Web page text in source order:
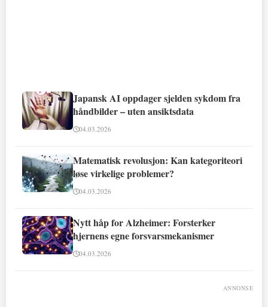
Japansk AI oppdager sjelden sykdom fra
håndbilder – uten ansiktsdata
04.03.2026
Matematisk revolusjon: Kan kategoriteori
løse virkelige problemer?
04.03.2026
Nytt håp for Alzheimer: Forsterker
hjernens egne forsvarsmekanismer
04.03.2026
ANNONSE